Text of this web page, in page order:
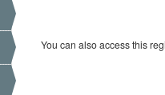
You can also access this